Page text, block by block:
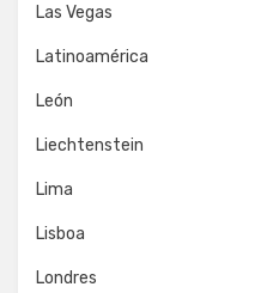
Las Vegas
Latinoamérica
León
Liechtenstein
Lima
Lisboa
Londres